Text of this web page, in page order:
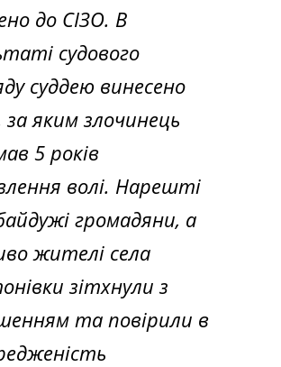
до СІЗО. В
судового
суддею винесено
за яким злочинець
5 років
волі. Нарешті
громадяни, а
жителі села
зітхнули з
та повірили в